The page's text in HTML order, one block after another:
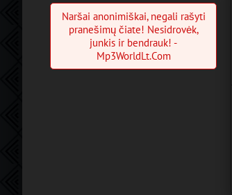
Naršai anonimiškai, negali rašyti
pranešimų čiate! Nesidrovėk,
junkis ir bendrauk! -
Mp3WorldLt.Com